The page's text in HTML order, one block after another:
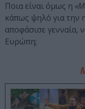
Ποια είναι όμως η
κάπως ψηλό για την
αποφάσισε γενναία,
Ευρώπη;